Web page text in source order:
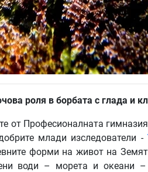
роля в борбата с глада и
от Професионалната
млади изследователи -
форми на живот на
води – морета и океани